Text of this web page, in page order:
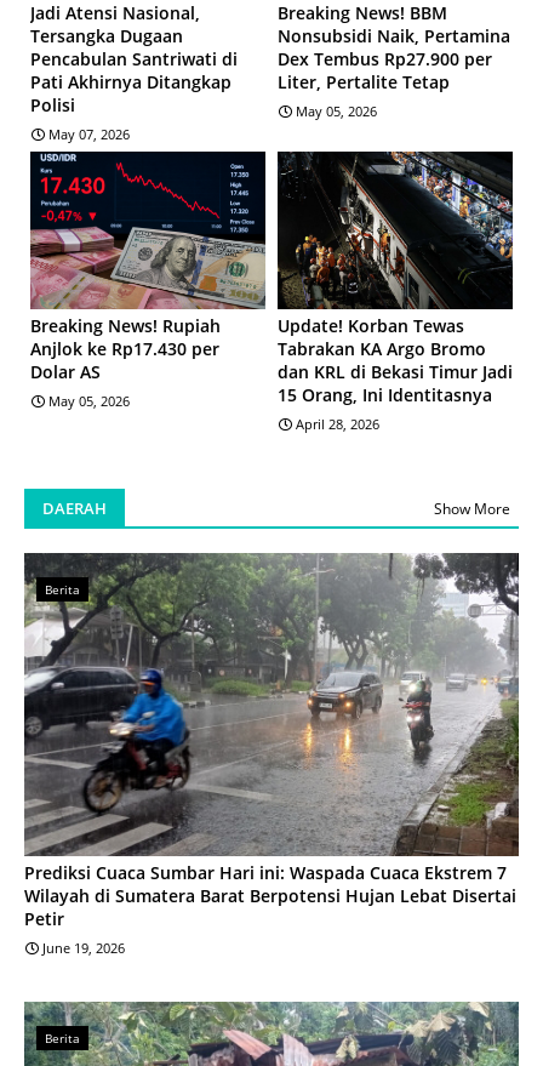
Jadi Atensi Nasional,
Tersangka Dugaan
Pencabulan Santriwati di
Pati Akhirnya Ditangkap
Polisi
May 07, 2026
Breaking News! BBM
Nonsubsidi Naik, Pertamina
Dex Tembus Rp27.900 per
Liter, Pertalite Tetap
May 05, 2026
Breaking News! Rupiah
Anjlok ke Rp17.430 per
Dolar AS
May 05, 2026
Update! Korban Tewas
Tabrakan KA Argo Bromo
dan KRL di Bekasi Timur Jadi
15 Orang, Ini Identitasnya
April 28, 2026
DAERAH Show More
Berita
Prediksi Cuaca Sumbar Hari ini: Waspada Cuaca Ekstrem 7
Wilayah di Sumatera Barat Berpotensi Hujan Lebat Disertai
Petir
June 19, 2026
Berita